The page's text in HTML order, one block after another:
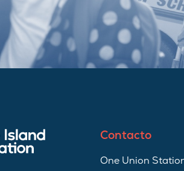
Contacto
One Union